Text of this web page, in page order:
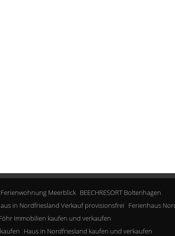
Ferienwohnung Meerblick BEECHRESORT Boltenhagen
in Nordfriesland Verkauf provisionsfrei Ferienhaus
Immobilien kaufen und verkaufen
Haus in Nordfriesland kaufen und verkaufen